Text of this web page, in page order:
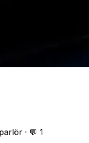
· 💬 1